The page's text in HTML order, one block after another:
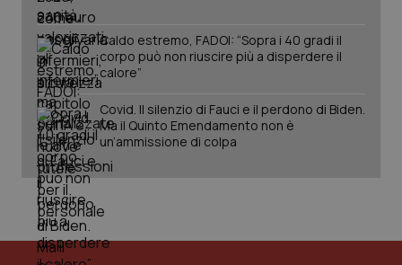
Caldo estremo, FADOI: “Sopra i 40 gradi il
corpo può non riuscire più a disperdere il
calore”
Covid. Il silenzio di Fauci e il perdono di Biden.
Ma il Quinto Emendamento non è
un’ammissione di colpa
_ga
Google LLC
.quotidianosanita.it